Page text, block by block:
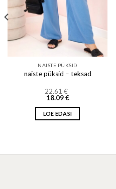
NAISTE PÜKSID
naiste püksid – teksad
22.61€
18.09€
LOE EDASI